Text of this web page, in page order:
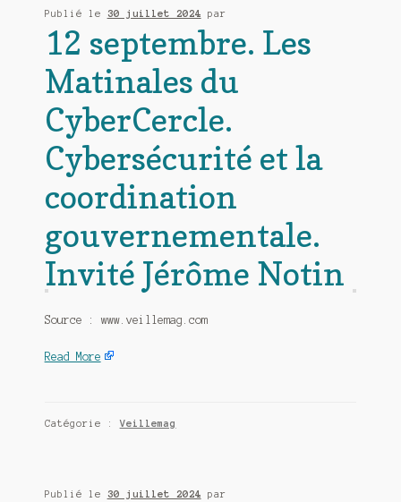
Publié le 30 juillet 2024 par
12 septembre. Les
Matinales du
CyberCercle.
Cybersécurité et la
coordination
gouvernementale.
Invité Jérôme Notin
Source : www.veillemag.com
Read More
Catégorie :Veillemag
Publié le 30 juillet 2024 par